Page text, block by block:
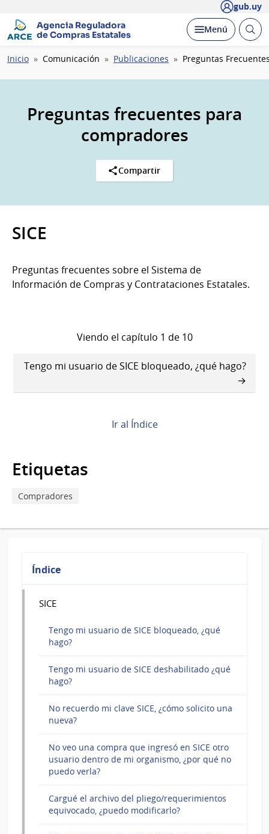
gub.uy
Agencia Reguladora
de Compras Estatales
Desplegar
Menú Abrir
Ruta
navegación
Inicio Comunicación Publicaciones Preguntas
Preguntas frecuentes para
compradores
Compartir
SICE
Preguntas frecuentes sobre el Sistema de
Información de Compras y Contrataciones Estatales.
Viendo el capítulo 1 de 10
Enlaces
SICE
Tengo mi usuario de SICE bloqueado, ¿qué hago?
Ir al Índice
Etiquetas
Compradores
Índice
SICE
Tengo mi usuario de SICE bloqueado, ¿qué
hago?
Tengo mi usuario de SICE deshabilitado ¿qué
hago?
No recuerdo mi clave SICE, ¿cómo solicito una
nueva?
No veo una compra que ingresó en SICE otro
usuario dentro de mi organismo, ¿por qué no
puedo verla?
Cargué el archivo del pliego/requerimientos
equivocado, ¿puedo modificarlo?